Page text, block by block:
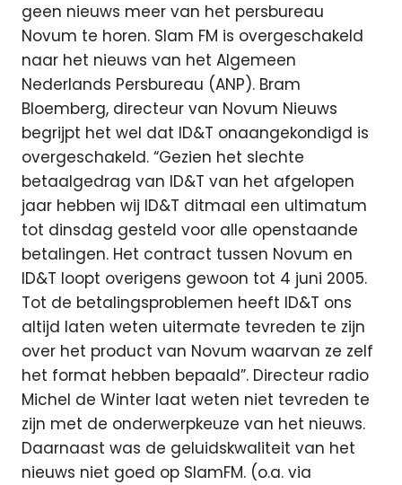
geen nieuws meer van het persbureau
Novum te horen. Slam FM is overgeschakeld
naar het nieuws van het Algemeen
Nederlands Persbureau (ANP). Bram
Bloemberg, directeur van Novum Nieuws
begrijpt het wel dat ID&T onaangekondigd is
overgeschakeld. “Gezien het slechte
betaalgedrag van ID&T van het afgelopen
jaar hebben wij ID&T ditmaal een ultimatum
tot dinsdag gesteld voor alle openstaande
betalingen. Het contract tussen Novum en
ID&T loopt overigens gewoon tot 4 juni 2005.
Tot de betalingsproblemen heeft ID&T ons
altijd laten weten uitermate tevreden te zijn
over het product van Novum waarvan ze zelf
het format hebben bepaald”. Directeur radio
Michel de Winter laat weten niet tevreden te
zijn met de onderwerpkeuze van het nieuws.
Daarnaast was de geluidskwaliteit van het
nieuws niet goed op SlamFM. (o.a. via